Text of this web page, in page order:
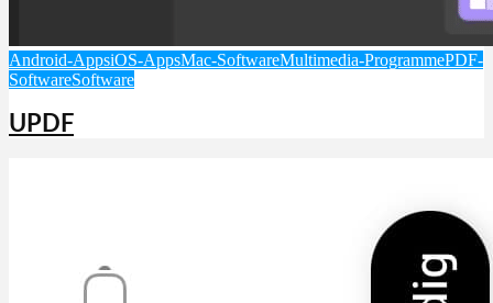
Android-AppsiOS-AppsMac-SoftwareMultimedia-ProgrammePDF-
SoftwareSoftware
UPDF